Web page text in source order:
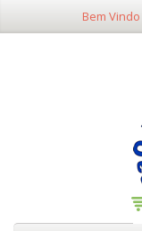
Bem Vindo